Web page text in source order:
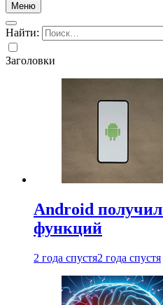
Меню
Найти:
Заголовки
Android
функций
2 года спустя2 года спустя